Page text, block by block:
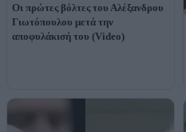
Οι πρώτες βόλτες του Αλέξανδρου
Γιωτόπουλου μετά την
αποφυλάκισή του (Video)